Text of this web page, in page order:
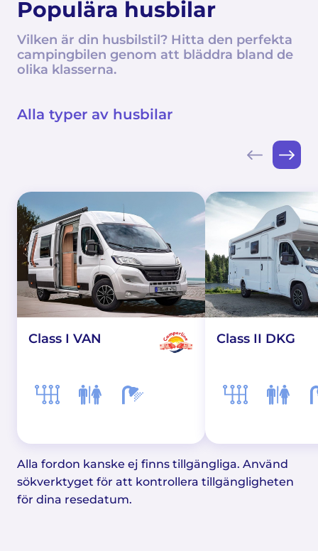
Populära husbilar
Vilken är din husbilstil? Hitta den perfekta
campingbilen genom att bläddra bland de
olika klasserna.
Alla typer av husbilar
Class I VAN Class II DKG
Alla fordon kanske ej finns tillgängliga. Använd
sökverktyget för att kontrollera tillgängligheten
för dina resedatum.